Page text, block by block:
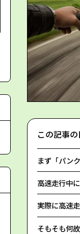
この記事
まず「パン
高速走行中
実際に高速
そもそも何